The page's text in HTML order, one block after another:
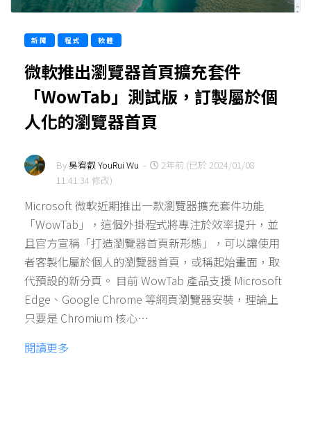
新聞 程式 軟體
微軟推出瀏覽器首頁擴充套件
「WowTab」測試版，訂製屬於個
人化的瀏覽器首頁
By吳宥叡 YouRui Wu -
2年前 (已於 2024/01/08
11:41:34 修改)
Microsoft 微軟近期推出一款瀏覽器擴充套件功能
「WowTab」，這個外掛程式將專注於效率提升，並
且官方宣稱「打造瀏覽器首頁新形態」，可以讓使用
者客製化屬於個人的瀏覽器首頁，或稱起始畫面，取
代預設的新分頁。 目前 WowTab 產品支援 Microsoft
Edge、Google Chrome 等網頁瀏覽器安裝，理論上
只要是 Chromium 核心…
閱讀更多